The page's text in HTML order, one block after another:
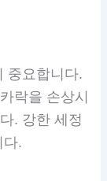
중요합니다.
락을 손상시
. 강한 세정
다.